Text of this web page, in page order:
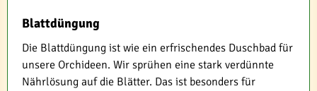
Blattdüngung
Die Blattdüngung ist wie ein erfrischendes Duschbad für
unsere Orchideen. Wir sprühen eine stark verdünnte
Nährlösung auf die Blätter. Das ist besonders für